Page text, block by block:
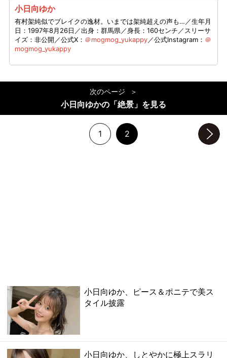
小日向ゆか
有村架純似でブレイクの逸材。いまでは架純超えの声も…／生年月
日：1997年8月26日／出身：群馬県／身長：160センチ／スリーサ
イズ：非公開／公式X： ＠mogmog_yukappy／公式Instagram： ＠
mogmog_yukappy
次のページ
小日向ゆかの「絶景」を見る
1 2
小日向ゆか、ピース＆ポニテで美ス
タイル披露
小日向ゆか、しとやかに極上スラリ